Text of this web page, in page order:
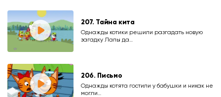
207. Тайна кита
Однажды котики решили разгадать новую
загадку Лапы да…
206. Письмо
Однажды котята гостили у бабушки и никак не
могли…